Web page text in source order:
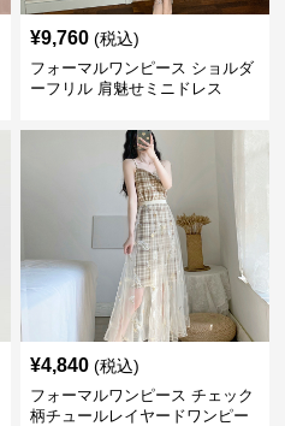
¥9,760 (税込)
フォーマルワンピース ショルダ
ーフリル 肩魅せミニドレス
¥4,840 (税込)
フォーマルワンピース チェック
柄チュールレイヤードワンピー